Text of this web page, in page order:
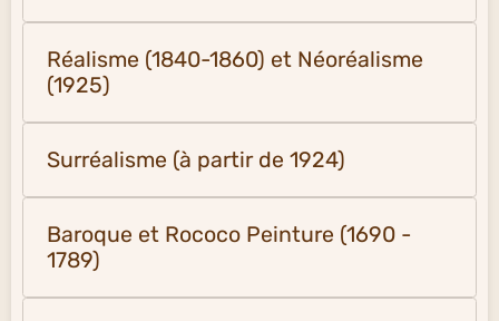
Réalisme (1840-1860) et Néoréalisme
(1925)
Surréalisme (à partir de 1924)
Baroque et Rococo Peinture (1690 -
1789)